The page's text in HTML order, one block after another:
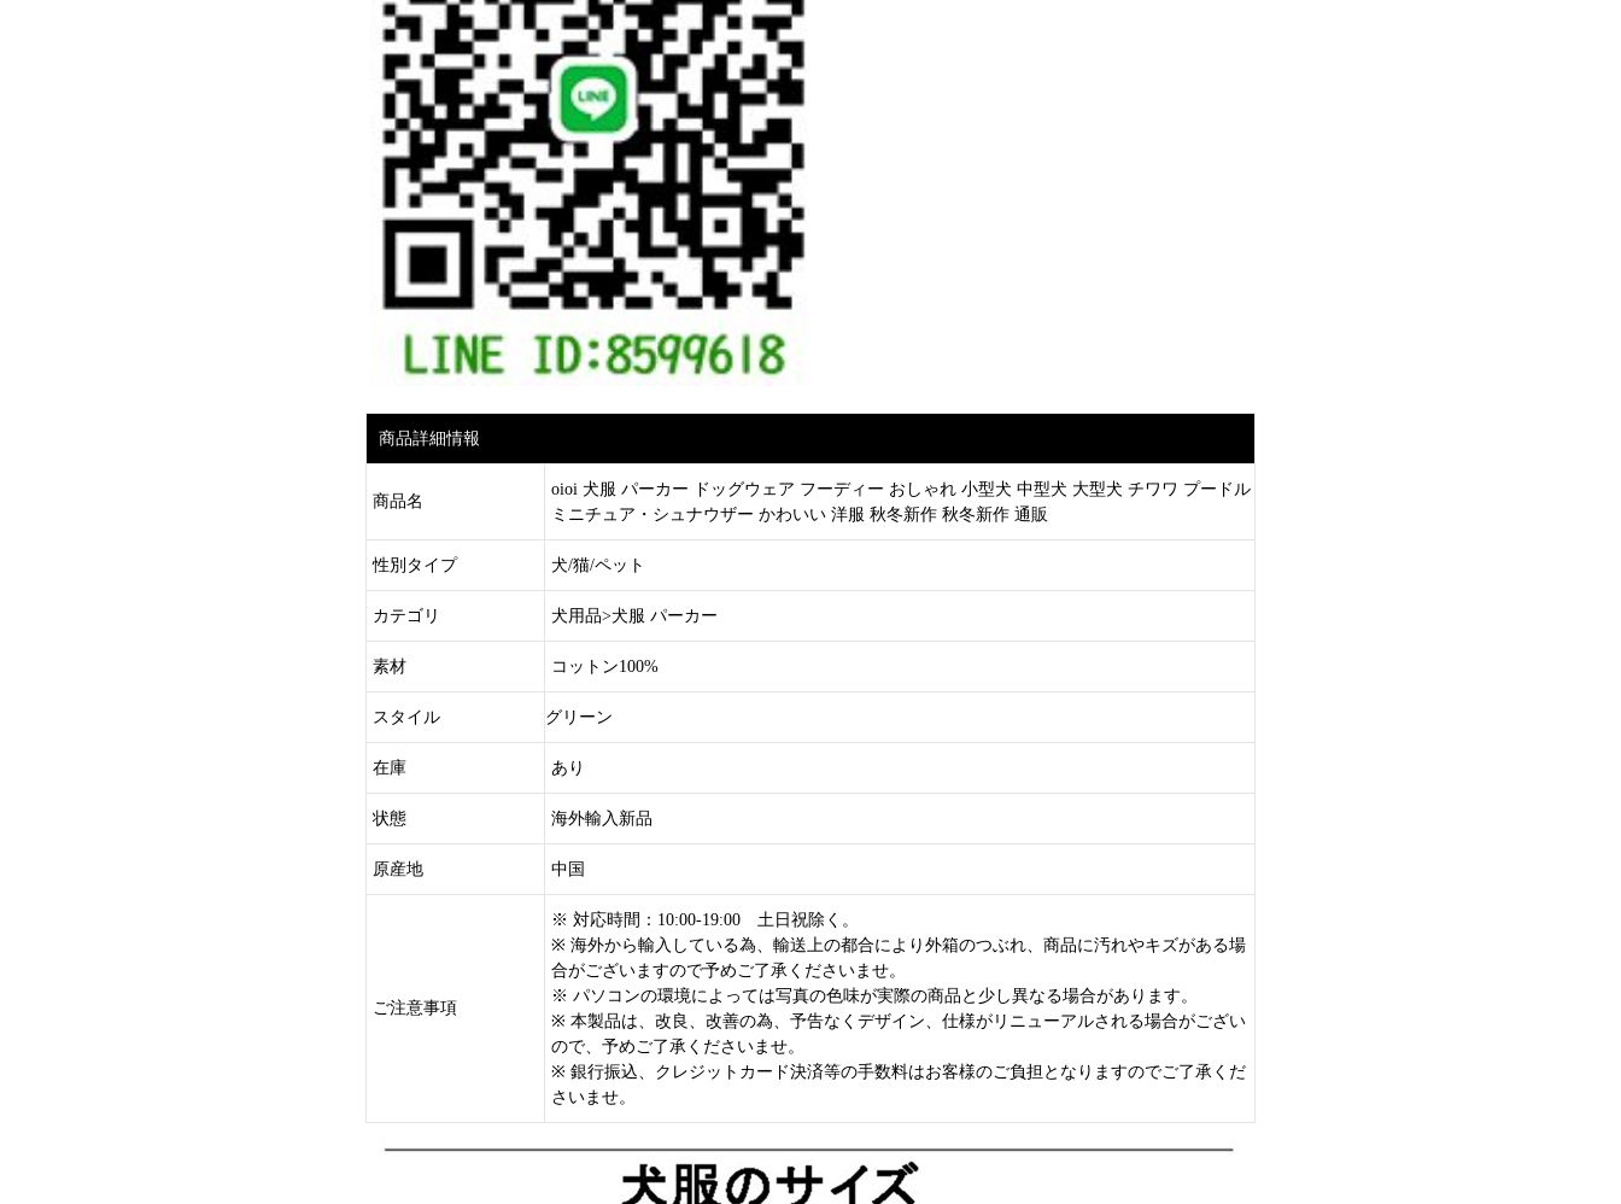
商品詳細情報
商品名
oioi 犬服 パーカー ドッグウェア フーディー おしゃれ 小型犬 中型犬 大型犬 チワワ プードル
ミニチュア・シュナウザー かわいい 洋服 秋冬新作 秋冬新作 通販
性別タイプ 犬/猫/ペット
カテゴリ 犬用品>犬服 パーカー
素材 コットン100%
スタイル グリーン
在庫 あり
状態 海外輸入新品
原産地 中国
ご注意事項
※ 対応時間：10:00-19:00 土日祝除く。
※ 海外から輸入している為、輸送上の都合により外箱のつぶれ、商品に汚れやキズがある場
合がございますので予めご了承くださいませ。
※ パソコンの環境によっては写真の色味が実際の商品と少し異なる場合があります。
※ 本製品は、改良、改善の為、予告なくデザイン、仕様がリニューアルされる場合がござい
ので、予めご了承くださいませ。
※ 銀行振込、クレジットカード決済等の手数料はお客様のご負担となりますのでご了承くだ
さいませ。